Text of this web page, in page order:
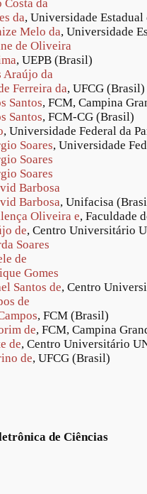
Costa da
da, Universidade Estadual
Melo da, Universidade
de Oliveira
, UEPB (Brasil)
Araújo da
Ferreira da, UFCG (Brasil)
Santos, FCM, Campina
Santos, FCM-CG (Brasil)
, Universidade Federal da
Soares, Universidade
Soares
Soares
Barbosa
Barbosa, Unifacisa
Oliveira e, Faculdade
de, Centro Universitário
Soares
de
Gomes
Santos de, Centro
de
, FCM (Brasil)
de, FCM, Campina
de, Centro Universitário
de, UFCG (Brasil)
de Ciências